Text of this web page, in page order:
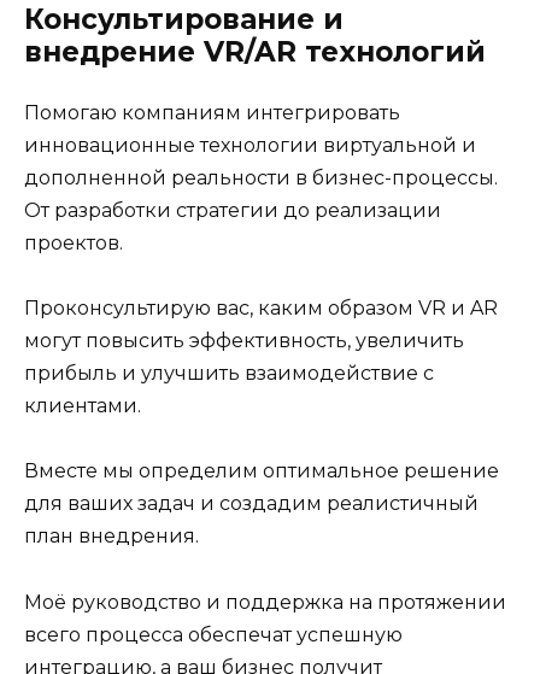
Консультирование и
внедрение VR/AR технологий
Помогаю компаниям интегрировать
инновационные технологии виртуальной и
дополненной реальности в бизнес-процессы.
От разработки стратегии до реализации
проектов.
Проконсультирую вас, каким образом VR и AR
могут повысить эффективность, увеличить
прибыль и улучшить взаимодействие с
клиентами.
Вместе мы определим оптимальное решение
для ваших задач и создадим реалистичный
план внедрения.
Моё руководство и поддержка на протяжении
всего процесса обеспечат успешную
интеграцию, а ваш бизнес получит